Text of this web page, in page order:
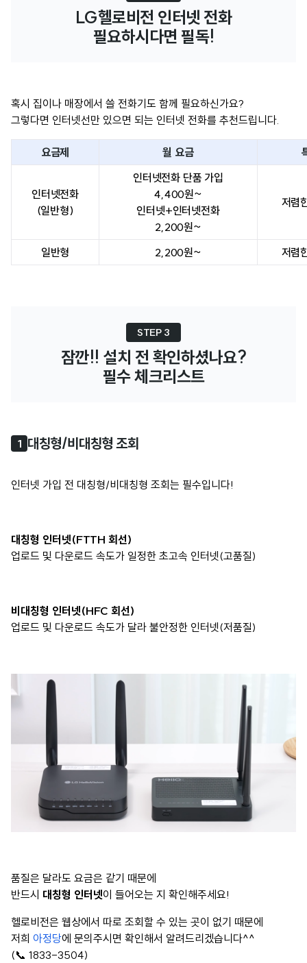
LG헬로비전 인터넷 전화
필요하시다면 필독!
혹시 집이나 매장에서 쓸 전화기도 함께 필요하신가요?
그렇다면 인터넷선만 있으면 되는 인터넷 전화를 추천드립니다.
요금제 월 요금
인터넷전화
(일반형)
인터넷전화 단품 가입
4,400원~
인터넷+인터넷전화
2,200원~
저렴
일반형 2,200원~ 저렴
STEP 3
잠깐!! 설치 전 확인하셨나요?
필수 체크리스트
1 대칭형/비대칭형 조회
인터넷 가입 전 대칭형/비대칭형 조회는 필수입니다!
대칭형 인터넷(FTTH 회선)
업로드 및 다운로드 속도가 일정한 초고속 인터넷(고품질)
비대칭형 인터넷(HFC 회선)
업로드 및 다운로드 속도가 달라 불안정한 인터넷(저품질)
품질은 달라도 요금은 같기 때문에
반드시 대칭형 인터넷이 들어오는 지 확인해주세요!
헬로비전은 웹상에서 따로 조회할 수 있는 곳이 없기 때문에
저희 아정당에 문의주시면 확인해서 알려드리겠습니다^^
(📞 1833-3504)